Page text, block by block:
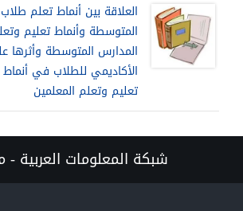
العلاقة بين أنماط تعلم
المتوسطة وأنماط تعليم
المدارس المتوسطة وأثرها
الأكاديمي للطلاب في أنماط
تعليم وتعلم المعلمين
شبكة المعلومات العربية -